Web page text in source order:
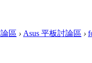
區 › Asus 平板討論區 ›